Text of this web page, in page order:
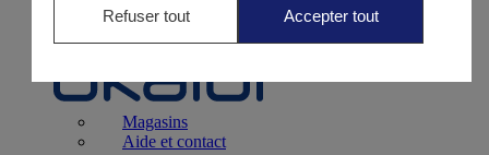
Bébé Fille3 mois - 5 ans
Magasins
Aide et contact
Refuser tout Accepter tout